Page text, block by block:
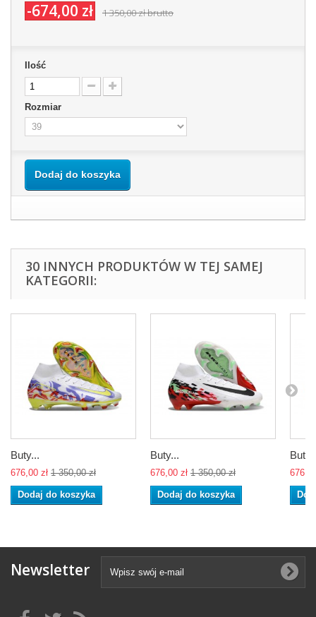
-674,00 zł 1 350,00 złbrutto
Ilość
Rozmiar
Dodaj do koszyka
30 INNYCH PRODUKTÓW W TEJ SAMEJ
KATEGORII:
Buty...
676,00 zł 1 350,00 zł
Dodaj do koszyka
Buty...
676,00 zł 1 350,00 zł
Dodaj do koszyka
Newsletter